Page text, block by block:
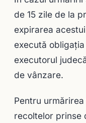
de 15 zile de la
expirarea
execută
executorul
de vânzare.
Pentru
recoltelor prinse